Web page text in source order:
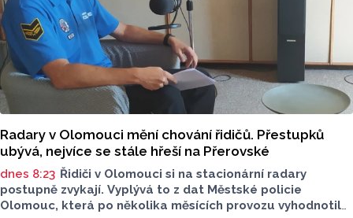
Radary v Olomouci mění chování řidičů. Přestupků
ubývá, nejvíce se stále hřeší na Přerovské
dnes 8:23 Řidiči v Olomouci si na stacionární radary
postupně zvykají. Vyplývá to z dat Městské policie
Olomouc, která po několika měsících provozu vyhodnotila